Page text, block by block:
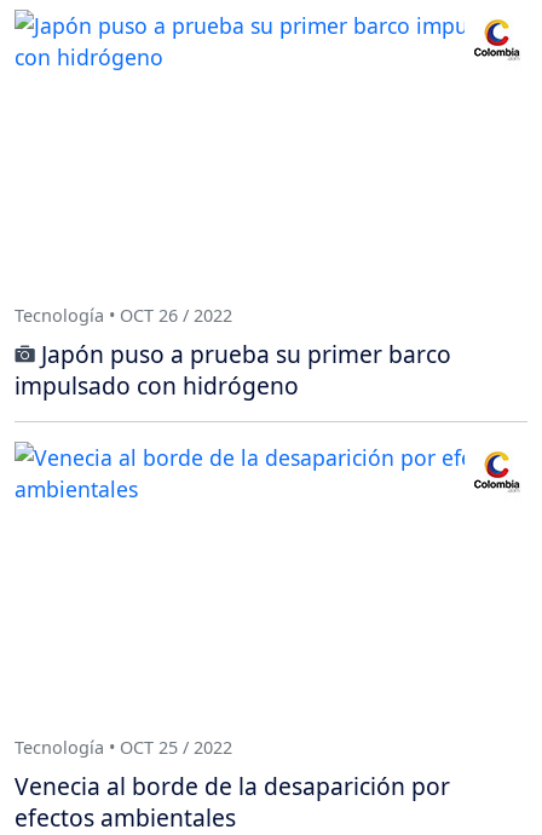
Tecnología • OCT 26 / 2022
Japón puso a prueba su primer barco
impulsado con hidrógeno
Tecnología • OCT 25 / 2022
Venecia al borde de la desaparición por
efectos ambientales